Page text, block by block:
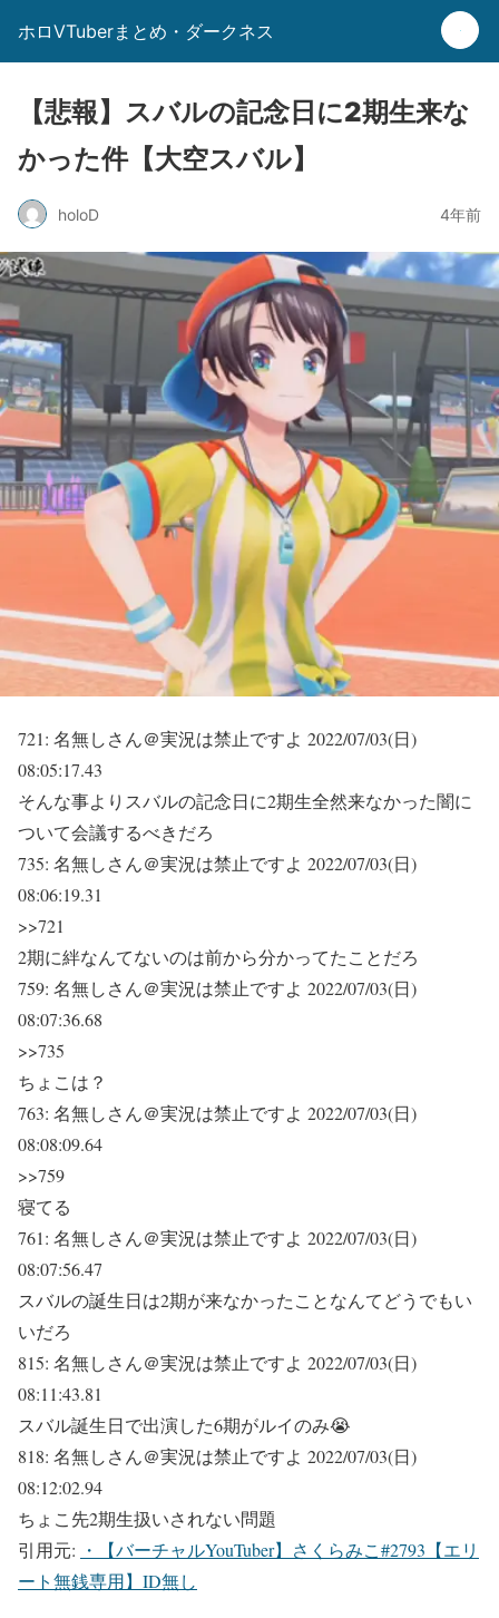
ホロVTuberまとめ・ダークネス
【悲報】スバルの記念日に2期生来な
かった件【大空スバル】
holoD 4年前
721: 名無しさん＠実況は禁止ですよ 2022/07/03(日)
08:05:17.43
そんな事よりスバルの記念日に2期生全然来なかった闇に
ついて会議するべきだろ
735: 名無しさん＠実況は禁止ですよ 2022/07/03(日)
08:06:19.31
>>721
2期に絆なんてないのは前から分かってたことだろ
759: 名無しさん＠実況は禁止ですよ 2022/07/03(日)
08:07:36.68
>>735
ちょこは？
763: 名無しさん＠実況は禁止ですよ 2022/07/03(日)
08:08:09.64
>>759
寝てる
761: 名無しさん＠実況は禁止ですよ 2022/07/03(日)
08:07:56.47
スバルの誕生日は2期が来なかったことなんてどうでもい
いだろ
815: 名無しさん＠実況は禁止ですよ 2022/07/03(日)
08:11:43.81
スバル誕生日で出演した6期がルイのみ😭
818: 名無しさん＠実況は禁止ですよ 2022/07/03(日)
08:12:02.94
ちょこ先2期生扱いされない問題
引用元: ・【バーチャルYouTuber】さくらみこ#2793【エリ
ート無銭専用】ID無し